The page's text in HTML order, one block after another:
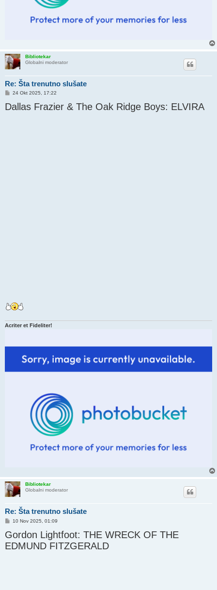
Bibliotekar
Globalni moderator
Re: Šta trenutno slušate
P
s
t
24 Okt 2025, 17:22
Dallas Frazier & The Oak Ridge Boys: ELVIRA
Acriter et Fideliter!
Bibliotekar
Globalni moderator
Re: Šta trenutno slušate
P
s
t
10 Nov 2025, 01:09
Gordon Lightfoot: THE WRECK OF THE
EDMUND FITZGERALD